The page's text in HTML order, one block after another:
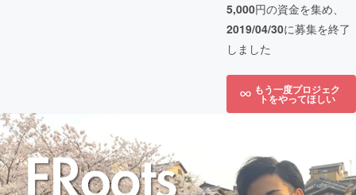
5,000円の資金を集め、
2019/04/30に募集を終了
しました
もう一度プロジェク
トをやってほしい